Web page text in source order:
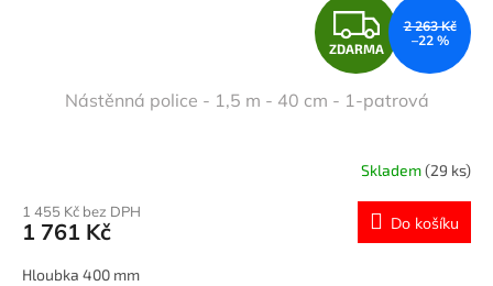
Z
D
A
R
M
A
ZDARMA
2 263 Kč
–22 %
Nástěnná police - 1,5 m - 40 cm - 1-patrová
Skladem(29 ks)
1 455 Kč bez DPH
1 761 Kč Do košíku
Hloubka 400 mm